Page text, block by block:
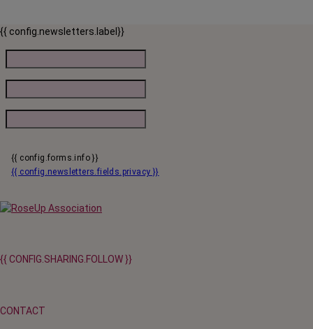
{{ config.newsletters.label}}
{{ config.forms.info }}
{{ config.newsletters.fields.privacy }}
{{ CONFIG.SHARING.FOLLOW }}
CONTACT